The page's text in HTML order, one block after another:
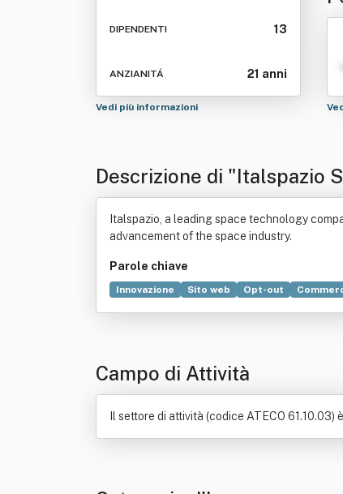
DIPENDENTI 13
ANZIANITÁ 21 anni
Vedi più informazioni
Descrizione di "Italspazio
Italspazio, a leading space technology
advancement of the space industry.
Parole chiave
Innovazione Sito web Opt-out
Campo di Attività
Il settore di attività (codice ATECO